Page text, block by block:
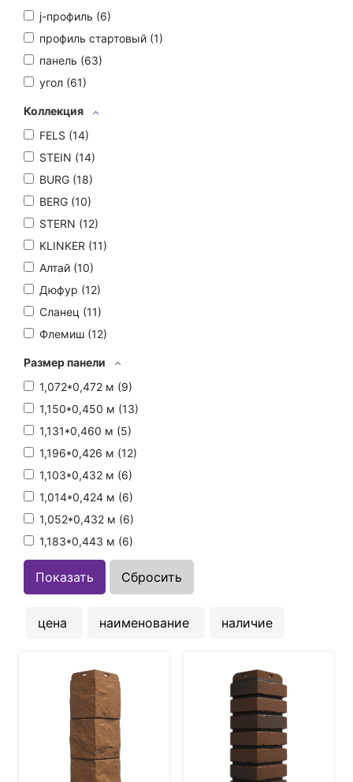
j-профиль (6)
профиль стартовый (1)
панель (63)
угол (61)
Коллекция
FELS (14)
STEIN (14)
BURG (18)
BERG (10)
STERN (12)
KLINKER (11)
Алтай (10)
Дюфур (12)
Сланец (11)
Флемиш (12)
Размер панели
1,072*0,472 м (9)
1,150*0,450 м (13)
1,131*0,460 м (5)
1,196*0,426 м (12)
1,103*0,432 м (6)
1,014*0,424 м (6)
1,052*0,432 м (6)
1,183*0,443 м (6)
цена наименование наличие